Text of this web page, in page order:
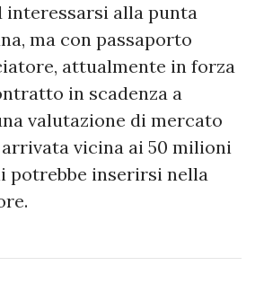
interessarsi alla punta
ma con passaporto
attualmente in forza
in scadenza a
valutazione di mercato
arrivata vicina ai 50 milioni
potrebbe inserirsi nella